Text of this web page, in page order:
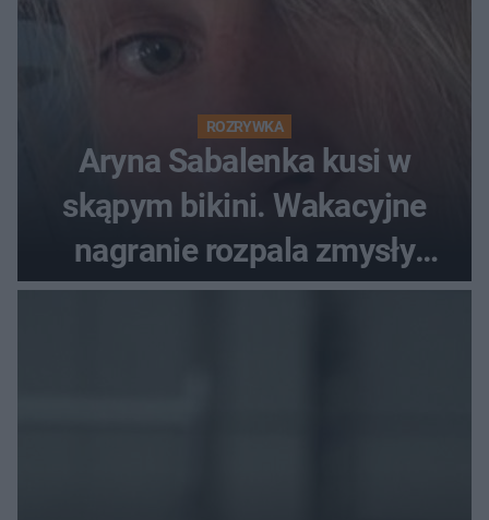
ROZRYWKA
Aryna Sabalenka kusi w
skąpym bikini. Wakacyjne
nagranie rozpala zmysły
fanów